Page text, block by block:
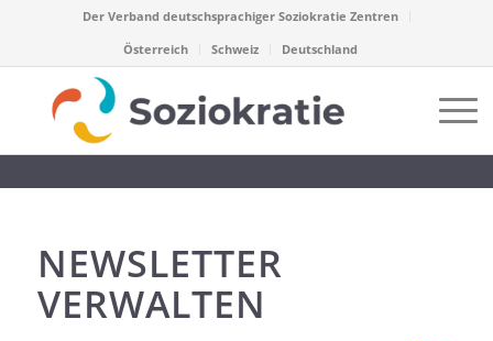
Der Verband deutschsprachiger Soziokratie Zentren
Österreich
Schweiz Deutschland
NEWSLETTER
VERWALTEN